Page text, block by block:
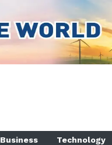
Business Technology